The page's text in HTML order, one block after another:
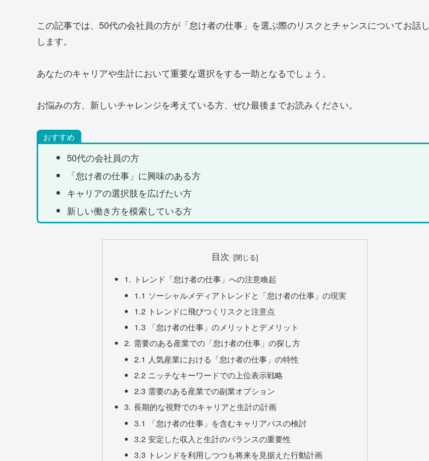
この記事では、50代の会社員の方が「怠け者の仕事」を選ぶ際のリスクとチャンスについてお話し
します。
あなたのキャリアや生計において重要な選択をする一助となるでしょう。
お悩みの方、新しいチャレンジを考えている方、ぜひ最後までお読みください。
おすすめ
50代の会社員の方
「怠け者の仕事」に興味のある方
キャリアの選択肢を広げたい方
新しい働き方を模索している方
目次
1. トレンド「怠け者の仕事」への注意喚起
1.1 ソーシャルメディアトレンドと「怠け者の仕事」の現実
1.2 トレンドに飛びつくリスクと注意点
1.3 「怠け者の仕事」のメリットとデメリット
2. 需要のある産業での「怠け者の仕事」の探し方
2.1 人気産業における「怠け者の仕事」の特性
2.2 ニッチなキーワードでの上位表示戦略
2.3 需要のある産業での副業オプション
3. 長期的な視野でのキャリアと生計の計画
3.1 「怠け者の仕事」を含むキャリアパスの検討
3.2 安定した収入と生計のバランスの重要性
3.3 トレンドを利用しつつも将来を見据えた行動計画